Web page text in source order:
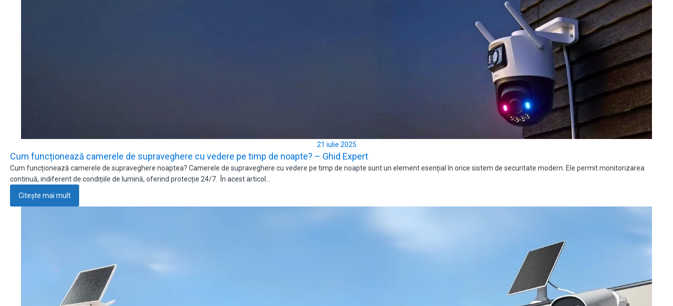
21 iulie 2025
Cum funcționează camerele de supraveghere cu vedere pe timp de noapte? – Ghid Expert
Cum funcționează camerele de supraveghere noaptea? Camerele de supraveghere cu vedere pe timp de noapte sunt un element esențial în orice sistem de securitate modern. Ele permit monitorizarea
continuă, indiferent de condițiile de lumină, oferind protecție 24/7. În acest articol…
Citește mai mult